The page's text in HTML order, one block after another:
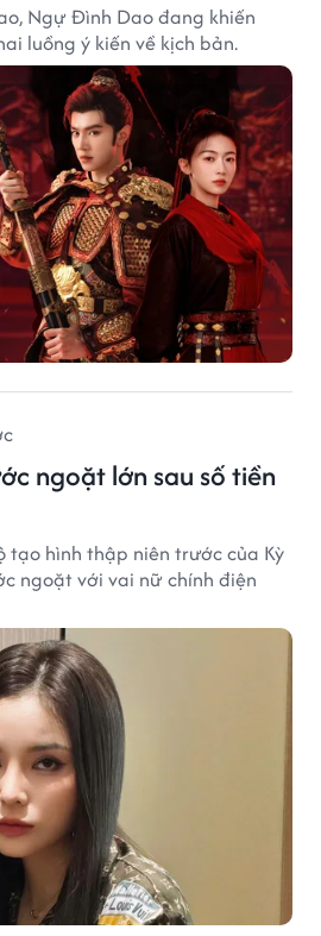
Ngự Đình Dao đang khiến
luồng ý kiến về kịch bản.
ngoặt lớn sau số tiền
tạo hình thập niên trước của Kỳ
ngoặt với vai nữ chính điện